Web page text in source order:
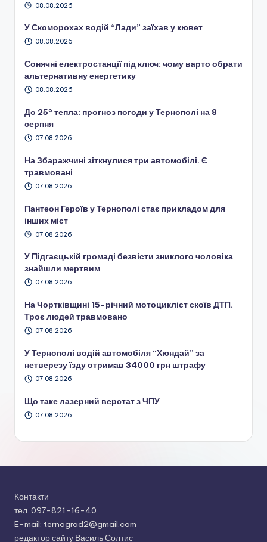
08.08.2026
У Скоморохах водій “Лади” заїхав у кювет
08.08.2026
Сонячні електростанції під ключ: чому варто обрати
альтернативну енергетику
08.08.2026
До 25° тепла: прогноз погоди у Тернополі на 8
серпня
07.08.2026
На Збаражчині зіткнулися три автомобілі. Є
травмовані
07.08.2026
Пантеон Героїв у Тернополі стає прикладом для
інших міст
07.08.2026
У Підгаєцькій громаді безвісти зниклого чоловіка
знайшли мертвим
07.08.2026
На Чортківщині 15-річний мотоцикліст скоїв ДТП.
Троє людей травмовано
07.08.2026
У Тернополі водій автомобіля “Хюндай” за
нетверезу їзду отримав 34000 грн штрафу
07.08.2026
Що таке лазерний верстат з ЧПУ
07.08.2026
Контакти
тел. 097-821-16-40
E-mail: ternograd2@gmail.com
редактор сайту Василь Солтис